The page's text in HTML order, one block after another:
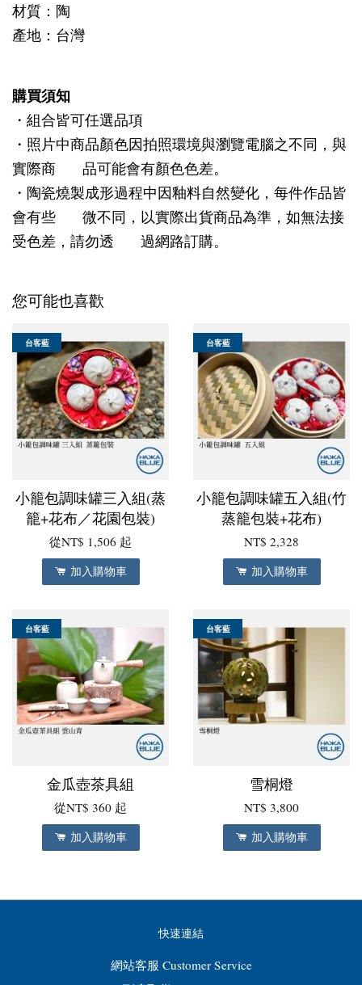
材質：陶
產地：台灣
購買須知
・組合皆可任選品項
・照片中商品顏色因拍照環境與瀏覽電腦之不同，與
實際商 品可能會有顏色色差。
・陶瓷燒製成形過程中因釉料自然變化，每件作品皆
會有些 微不同，以實際出貨商品為準，如無法接
受色差，請勿透 過網路訂購。
您可能也喜歡
台客藍
小籠包調味罐三入組(蒸
籠+花布／花園包裝)
從NT$ 1,506 起
加入購物車
台客藍
小籠包調味罐五入組(竹
蒸籠包裝+花布)
NT$ 2,328
加入購物車
台客藍
金瓜壺茶具組
從NT$ 360 起
加入購物車
台客藍
雪桐燈
NT$ 3,800
加入購物車
快速連結
網站客服 Customer Service